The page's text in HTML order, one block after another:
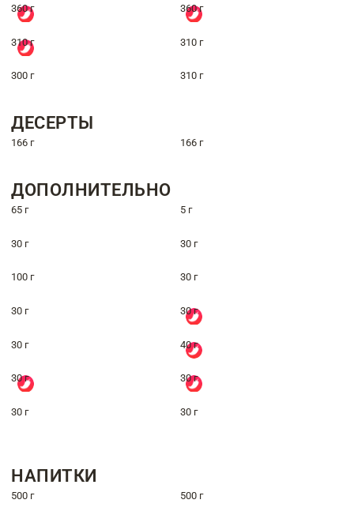
360 г 360 г
310 г 310 г
300 г 310 г
ДЕСЕРТЫ
166 г 166 г
ДОПОЛНИТЕЛЬНО
65 г 5 г
30 г 30 г
100 г 30 г
30 г 30 г
30 г 40 г
30 г 30 г
30 г 30 г
НАПИТКИ
500 г 500 г